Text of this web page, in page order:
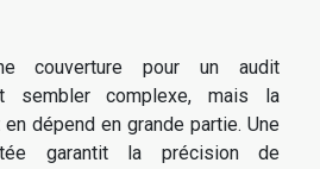
couverture pour un audit
sembler complexe, mais la
dépend en grande partie. Une
garantit la précision de